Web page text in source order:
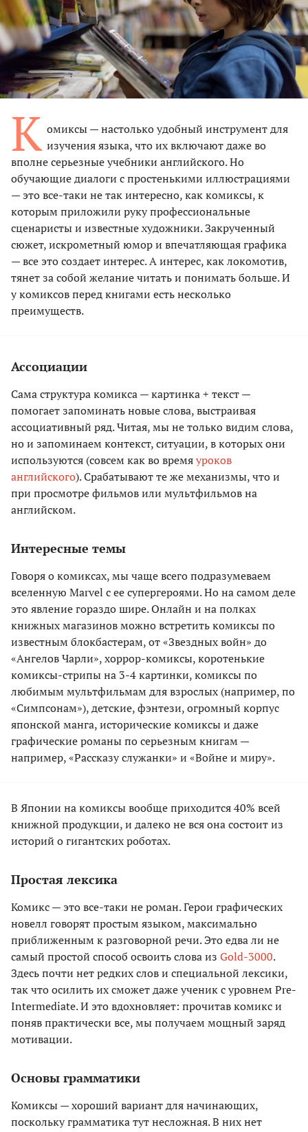
К омиксы — настолько удобный инструмент для
изучения языка, что их включают даже во
вполне серьезные учебники английского. Но
обучающие диалоги с простенькими иллюстрациями
— это все-таки не так интересно, как комиксы, к
которым приложили руку профессиональные
сценаристы и известные художники. Закрученный
сюжет, искрометный юмор и впечатляющая графика
— все это создает интерес. А интерес, как локомотив,
тянет за собой желание читать и понимать больше. И
у комиксов перед книгами есть несколько
преимуществ.
Ассоциации
Сама структура комикса — картинка + текст —
помогает запоминать новые слова, выстраивая
ассоциативный ряд. Читая, мы не только видим слова,
но и запоминаем контекст, ситуации, в которых они
используются (совсем как во времяуроков
английского). Срабатывают те же механизмы, что и
при просмотре фильмов или мультфильмов на
английском.
Интересные темы
Говоря о комиксах, мы чаще всего подразумеваем
вселенную Marvel с ее супергероями. Но на самом деле
это явление гораздо шире. Онлайн и на полках
книжных магазинов можно встретить комиксы по
известным блокбастерам, от «Звездных войн» до
«Ангелов Чарли», хоррор-комиксы, коротенькие
комиксы-стрипы на 3-4 картинки, комиксы по
любимым мультфильмам для взрослых (например, по
«Симпсонам»), детские, фэнтези, огромный корпус
японской манга, исторические комиксы и даже
графические романы по серьезным книгам —
например, «Рассказу служанки» и «Войне и миру».
В Японии на комиксы вообще приходится 40% всей
книжной продукции, и далеко не вся она состоит из
историй о гигантских роботах.
Простая лексика
Комикс — это все-таки не роман. Герои графических
новелл говорят простым языком, максимально
приближенным к разговорной речи. Это едва ли не
самый простой способ освоить слова из Gold-3000.
Здесь почти нет редких слов и специальной лексики,
так что осилить их сможет даже ученик с уровнем Pre-
Intermediate. И это вдохновляет: прочитав комикс и
поняв практически все, мы получаем мощный заряд
мотивации.
Основы грамматики
Комиксы — хороший вариант для начинающих,
поскольку грамматика тут несложная. В них нет